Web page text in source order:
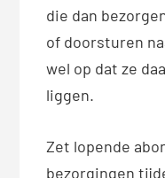
die dan
of doorsturen
wel op dat ze
liggen.
Zet lopende
bezorgingen